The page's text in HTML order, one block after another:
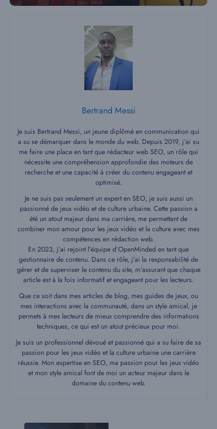
Bertrand Messi
Je suis Bertrand Messi, un jeune diplômé en communication qui
a su se démarquer dans le monde du web. Depuis 2019, j’ai su
me faire une place en tant que rédacteur web SEO, un rôle qui
nécessite une compréhension approfondie des moteurs de
recherche et une capacité à créer du contenu engageant et
optimisé.
Je ne suis pas seulement un expert en SEO, je suis aussi un
passionné de jeux vidéo et de culture urbaine. Cette passion a
été un atout majeur dans ma carrière, me permettant de
combiner mon amour pour les jeux vidéo et la culture avec mes
compétences en rédaction web.
En 2023, j’ai rejoint l’équipe d’OpenMinded en tant que
gestionnaire de contenu. Dans ce rôle, j’ai la responsabilité de
gérer et de superviser le contenu du site, m’assurant que chaque
article est à la fois informatif et engageant pour les lecteurs.
Que ce soit dans mes articles de blog, mes guides de jeux, ou
mes interactions avec la communauté, dans un style amical, je
permets à mes lecteurs de mieux comprendre des informations
techniques, ce qui est un atout précieux pour moi.
Je suis un professionnel dévoué et passionné qui a su faire de sa
passion pour les jeux vidéo et la culture urbaine une carrière
réussie. Mon expertise en SEO, ma passion pour les jeux vidéo
et mon style amical font de moi un acteur majeur dans le
domaine du contenu web.